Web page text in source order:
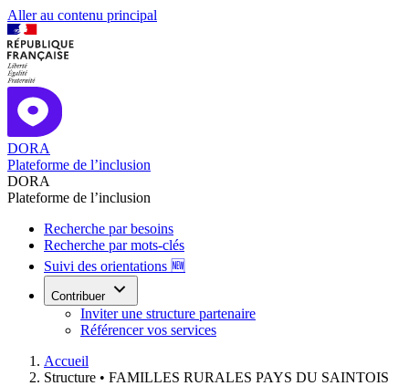
Aller au contenu principal
DORA
Plateforme de l’inclusion
DORA
Plateforme de l’inclusion
Recherche par besoins
Recherche par mots-clés
Suivi des orientations 🆕
Contribuer
Inviter une structure partenaire
Référencer vos services
Accueil
Structure • FAMILLES RURALES PAYS DU SAINTOIS